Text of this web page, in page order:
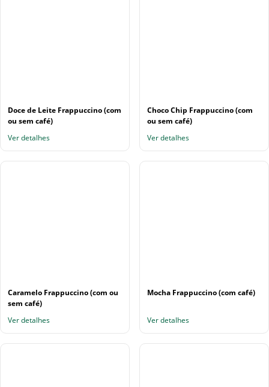
Doce de Leite Frappuccino (com
ou sem café)
Ver detalhes
Choco Chip Frappuccino (com
ou sem café)
Ver detalhes
Caramelo Frappuccino (com ou
sem café)
Ver detalhes
Mocha Frappuccino (com café)
Ver detalhes